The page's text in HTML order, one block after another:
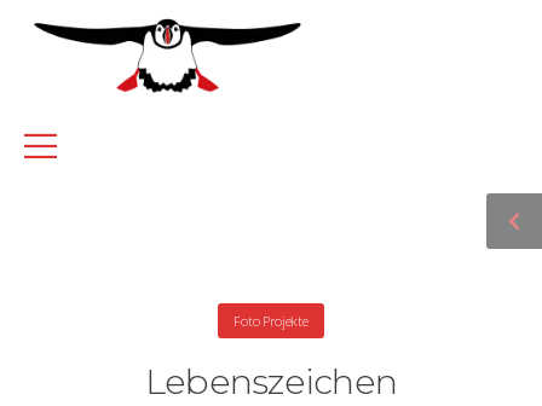
Foto Projekte
Lebenszeichen